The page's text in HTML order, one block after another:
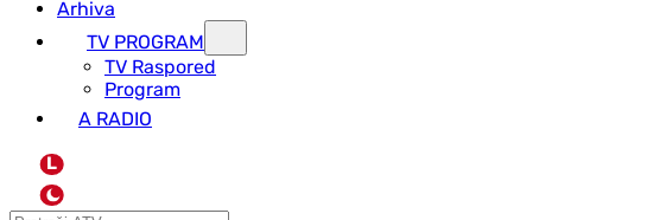
Arhiva
TV PROGRAM
ТV Raspored
Program
A RADIO
L